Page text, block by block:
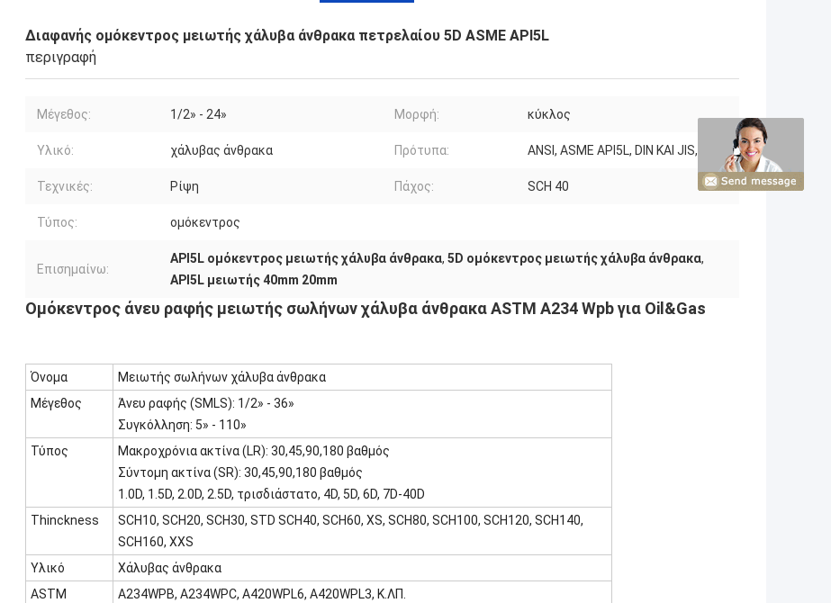
Διαφανής ομόκεντρος μειωτής χάλυβα άνθρακα πετρελαίου 5D ASME API5L
περιγραφή
Μέγεθος: 1/2» - 24» Μορφή: κύκλος
Υλικό: χάλυβας άνθρακα Πρότυπα: ANSI, ASME API5L, DIN ΚΑΙ JIS, Κ.ΛΠ.
Τεχνικές: Ρίψη Πάχος: SCH 40
Τύπος: ομόκεντρος
Επισημαίνω:
API5L ομόκεντρος μειωτής χάλυβα άνθρακα, 5D ομόκεντρος μειωτής χάλυβα άνθρακα,
API5L μειωτής 40mm 20mm
Ομόκεντρος άνευ ραφής μειωτής σωλήνων χάλυβα άνθρακα ASTM A234 Wpb για Oil&Gas
Όνομα
Μειωτής σωλήνων χάλυβα άνθρακα
Μέγεθος
Άνευ ραφής (SMLS): 1/2» - 36»
Συγκόλληση: 5» - 110»
Τύπος
Μακροχρόνια ακτίνα (LR): 30,45,90,180 βαθμός
Σύντομη ακτίνα (SR): 30,45,90,180 βαθμός
1.0D, 1.5D, 2.0D, 2.5D, τρισδιάστατο, 4D, 5D, 6D, 7D-40D
Thinckness
SCH10, SCH20, SCH30, STD SCH40, SCH60, XS, SCH80, SCH100, SCH120, SCH140,
SCH160, XXS
Υλικό
Χάλυβας άνθρακα
ASTM
A234WPB, A234WPC, A420WPL6, A420WPL3, Κ.ΛΠ.